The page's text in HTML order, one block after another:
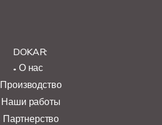
DOKAR:
О нас
Производство
Наши работы
Партнерство